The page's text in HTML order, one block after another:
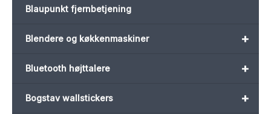
Blaupunkt fjernbetjening
+
Blendere og køkkenmaskiner
+
Bluetooth højttalere
+
Bogstav wallstickers